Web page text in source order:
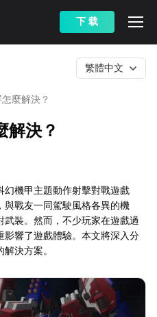
下 载
麼解決？
繁體中文
解決？
幻機甲主題動作射擊對戰遊戲
與戰友一同駕駛風格各異的機
裝。然而，不少玩家在遊戲過
響了遊戲體驗。本文將深入分
決方案。